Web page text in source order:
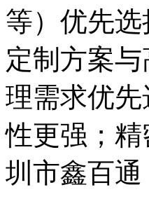
等）优先
定制方案
理需求优
性更强；
圳市鑫百